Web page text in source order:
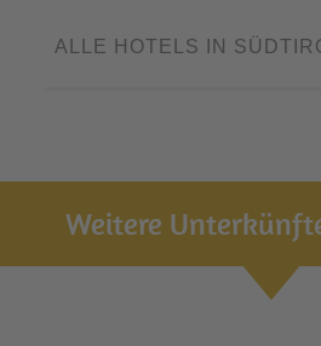
ALLE HOTELS IN
Weitere